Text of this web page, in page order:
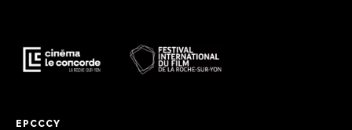
EPCCCY